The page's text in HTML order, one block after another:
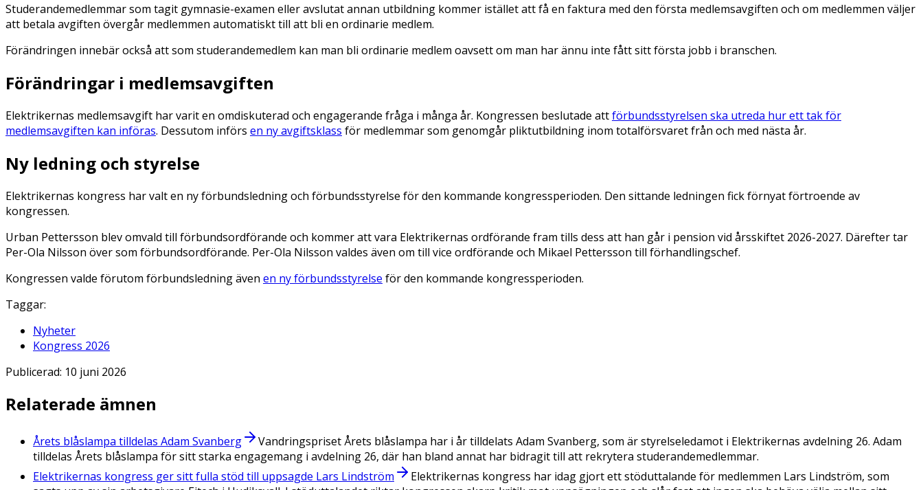
Studerandemedlemmar som tagit gymnasie-examen eller avslutat annan utbildning kommer istället att få en faktura med den första medlemsavgiften och om medlemmen väljer
att betala avgiften övergår medlemmen automatiskt till att bli en ordinarie medlem.
Förändringen innebär också att som studerandemedlem kan man bli ordinarie medlem oavsett om man har ännu inte fått sitt första jobb i branschen.
Förändringar i medlemsavgiften
Elektrikernas medlemsavgift har varit en omdiskuterad och engagerande fråga i många år. Kongressen beslutade attförbundsstyrelsen ska utreda hur ett tak för
medlemsavgiften kan införas. Dessutom införs en ny avgiftsklass för medlemmar som genomgår pliktutbildning inom totalförsvaret från och med nästa år.
Ny ledning och styrelse
Elektrikernas kongress har valt en ny förbundsledning och förbundsstyrelse för den kommande kongressperioden. Den sittande ledningen fick förnyat förtroende av
kongressen.
Urban Pettersson blev omvald till förbundsordförande och kommer att vara Elektrikernas ordförande fram tills dess att han går i pension vid årsskiftet 2026-2027. Därefter tar
Per-Ola Nilsson över som förbundsordförande. Per-Ola Nilsson valdes även om till vice ordförande och Mikael Pettersson till förhandlingschef.
Kongressen valde förutom förbundsledning även en ny förbundsstyrelse för den kommande kongressperioden.
Taggar:
Nyheter
Kongress 2026
Publicerad: 10 juni 2026
Relaterade ämnen
Årets blåslampa tilldelas Adam Svanberg
Vandringspriset Årets blåslampa har i år tilldelats Adam Svanberg, som är styrelseledamot i Elektrikernas avdelning 26. Adam
tilldelas Årets blåslampa för sitt starka engagemang i avdelning 26, där han bland annat har bidragit till att rekrytera studerandemedlemmar.
Elektrikernas kongress ger sitt fulla stöd till uppsagde Lars Lindström
Elektrikernas kongress har idag gjort ett stöduttalande för medlemmen Lars Lindström, som